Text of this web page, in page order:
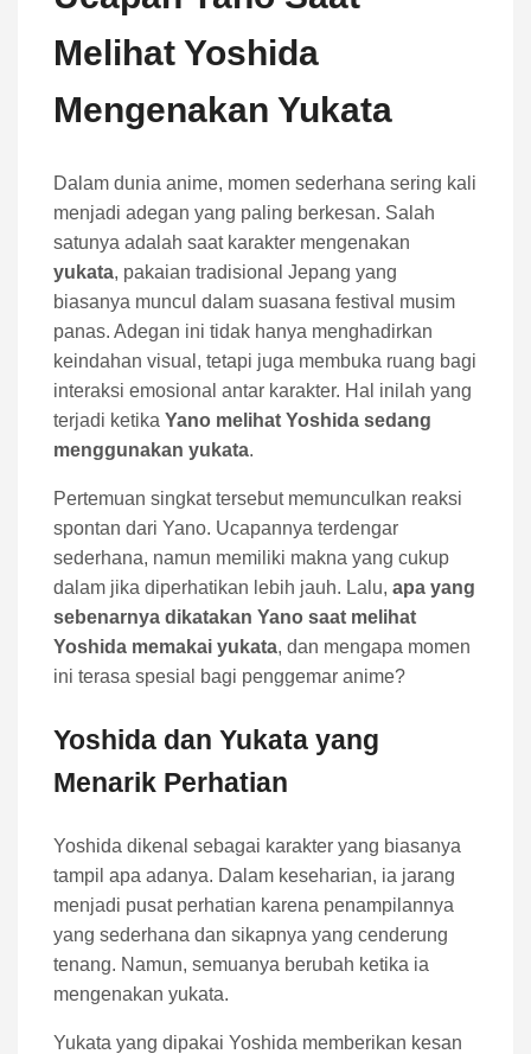
Melihat Yoshida
Mengenakan Yukata
Dalam dunia anime, momen sederhana sering kali
menjadi adegan yang paling berkesan. Salah
satunya adalah saat karakter mengenakan
yukata, pakaian tradisional Jepang yang
biasanya muncul dalam suasana festival musim
panas. Adegan ini tidak hanya menghadirkan
keindahan visual, tetapi juga membuka ruang bagi
interaksi emosional antar karakter. Hal inilah yang
terjadi ketika Yano melihat Yoshida sedang
menggunakan yukata.
Pertemuan singkat tersebut memunculkan reaksi
spontan dari Yano. Ucapannya terdengar
sederhana, namun memiliki makna yang cukup
dalam jika diperhatikan lebih jauh. Lalu, apa yang
sebenarnya dikatakan Yano saat melihat
Yoshida memakai yukata, dan mengapa momen
ini terasa spesial bagi penggemar anime?
Yoshida dan Yukata yang
Menarik Perhatian
Yoshida dikenal sebagai karakter yang biasanya
tampil apa adanya. Dalam keseharian, ia jarang
menjadi pusat perhatian karena penampilannya
yang sederhana dan sikapnya yang cenderung
tenang. Namun, semuanya berubah ketika ia
mengenakan yukata.
Yukata yang dipakai Yoshida memberikan kesan